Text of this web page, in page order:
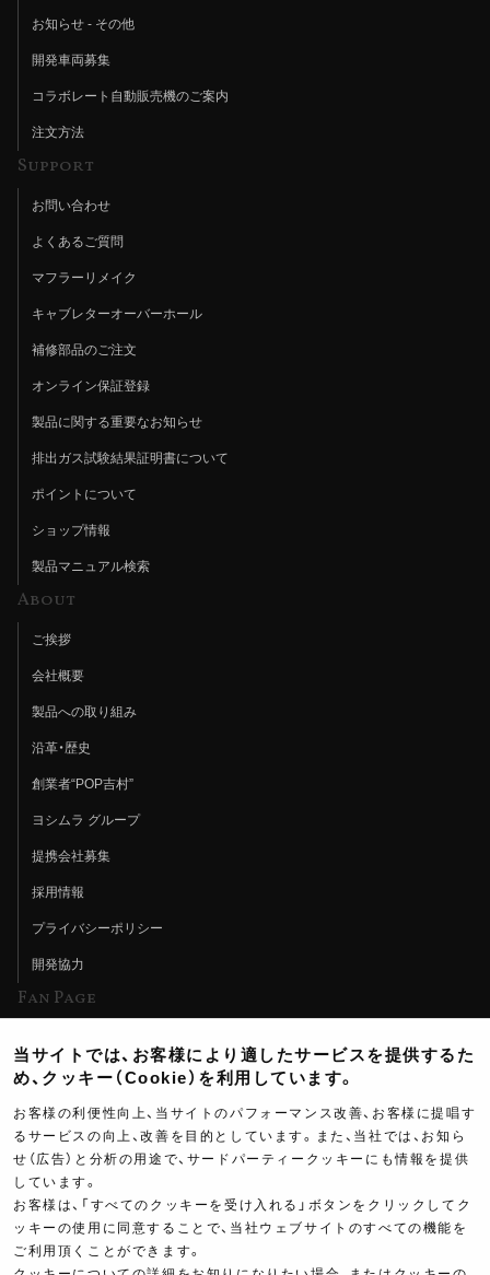
お知らせ - その他
開発車両募集
コラボレート自動販売機のご案内
注文方法
Support
お問い合わせ
よくあるご質問
マフラーリメイク
キャブレターオーバーホール
補修部品のご注文
オンライン保証登録
製品に関する重要なお知らせ
排出ガス試験結果証明書について
ポイントについて
ショップ情報
製品マニュアル検索
About
ご挨拶
会社概要
製品への取り組み
沿革・歴史
創業者“POP吉村”
ヨシムラ グループ
提携会社募集
採用情報
プライバシーポリシー
開発協力
Fan Page
ヨシムラTV
イベント情報
イベントスケジュール
ツーリングブレイクタイム
製品ポスター
当サイトでは、お客様により適したサービスを提供するた
め、クッキー（Cookie）を利用しています。
お客様の利便性向上、当サイトのパフォーマンス改善、お客様に提唱す
るサービスの向上、改善を目的としています。また、当社では、お知ら
せ（広告）と分析の用途で、サードパーティークッキーにも情報を提供
しています。
お客様は、「すべてのクッキーを受け入れる」ボタンをクリックしてク
ッキーの使用に同意することで、当社ウェブサイトのすべての機能を
ご利用頂くことができます。